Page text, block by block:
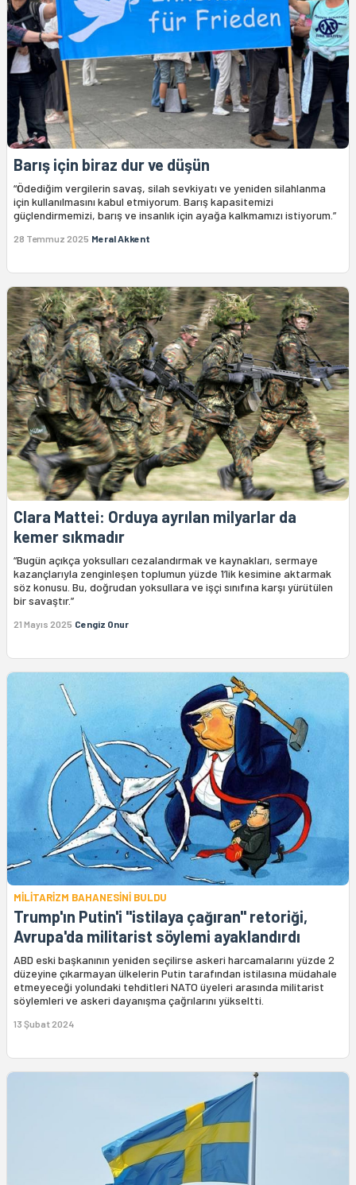
Barış için biraz dur ve düşün
“Ödediğim vergilerin savaş, silah sevkiyatı ve yeniden silahlanma
için kullanılmasını kabul etmiyorum. Barış kapasitemizi
güçlendirmemizi, barış ve insanlık için ayağa kalkmamızı istiyorum.”
28 Temmuz 2025 Meral Akkent
Clara Mattei: Orduya ayrılan milyarlar da
kemer sıkmadır
“Bugün açıkça yoksulları cezalandırmak ve kaynakları, sermaye
kazançlarıyla zenginleşen toplumun yüzde 1’lik kesimine aktarmak
söz konusu. Bu, doğrudan yoksullara ve işçi sınıfına karşı yürütülen
bir savaştır.”
21 Mayıs 2025 Cengiz Onur
MİLİTARİZM BAHANESİNİ BULDU
Trump'ın Putin'i "istilaya çağıran" retoriği,
Avrupa'da militarist söylemi ayaklandırdı
ABD eski başkanının yeniden seçilirse askeri harcamalarını yüzde 2
düzeyine çıkarmayan ülkelerin Putin tarafından istilasına müdahale
etmeyeceği yolundaki tehditleri NATO üyeleri arasında militarist
söylemleri ve askeri dayanışma çağrılarını yükseltti.
13 Şubat 2024